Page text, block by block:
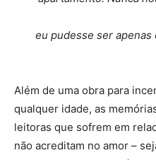
eu pudesse ser apenas
Além de uma obra para
qualquer idade, as
leitoras que sofrem em
não acreditam no amor –